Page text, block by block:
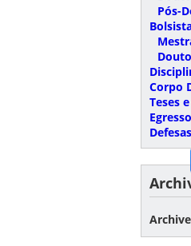
Pós-
Corpo
Teses